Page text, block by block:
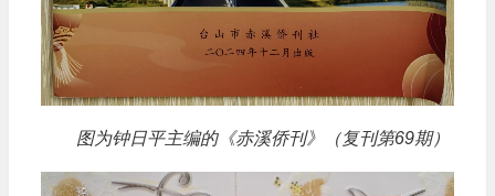
图为钟日平主编的《赤溪侨刊》（复刊第69期）